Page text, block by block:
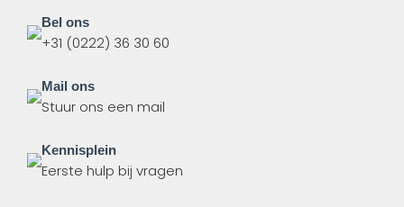
Bel ons
+31 (0222) 36 30 60
Mail ons
Stuur ons een mail
Kennisplein
Eerste hulp bij vragen